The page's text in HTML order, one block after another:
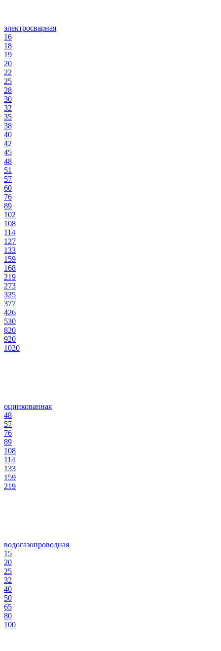
электросварная
16
18
19
20
22
25
28
30
32
35
38
40
42
45
48
51
57
60
76
89
102
108
114
127
133
159
168
219
273
325
377
426
530
820
920
1020
оцинкованная
48
57
76
89
108
114
133
159
219
водогазопроводная
15
20
25
32
40
50
65
80
100